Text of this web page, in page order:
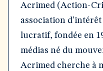
Acrimed (Action-
association
lucratif, fondée en
médias né du
Acrimed cherche à